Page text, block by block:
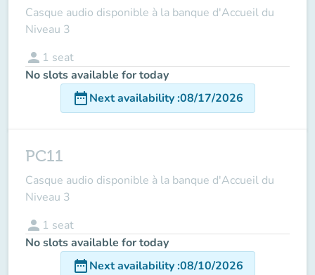
Casque audio disponible à la banque d'Accueil du
Niveau 3
person 1 seat
No slots available for today
date_rangeNext availability:08/17/2026
PC11
Casque audio disponible à la banque d'Accueil du
Niveau 3
person 1 seat
No slots available for today
date_rangeNext availability:08/10/2026